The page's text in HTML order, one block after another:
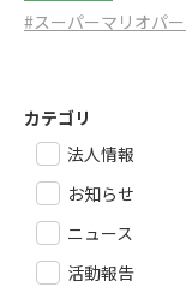
#スーパーマリオパ
カテゴリ
法人情報
お知らせ
ニュース
活動報告